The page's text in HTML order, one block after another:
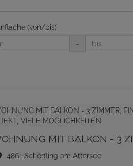
(von/bis)
-
4861 Schörfling am Attersee